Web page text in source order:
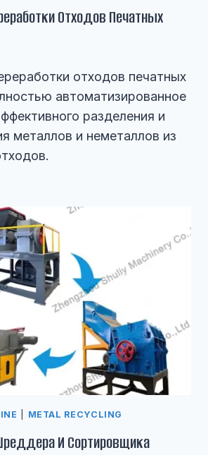
Отходов Печатных
отходов печатных
автоматизированное
разделения и
металлов и неметаллов из
METAL RECYCLING
И Сортировщика